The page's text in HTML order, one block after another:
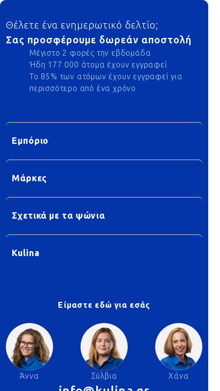
Footer
Θέλετε ένα ενημερωτικό δελτίο;
Σας προσφέρουμε δωρεάν αποστολή
Μέγιστο 2 φορές την εβδομάδα
Ήδη 177 000 άτομα έχουν εγγραφεί
Το 85% των ατόμων έχουν εγγραφεί για
περισσότερο από ένα χρόνο
Εμπόριο
Μάρκες
Σχετικά με τα ψώνια
Kulina
Είμαστε εδώ για εσάς
Άννα Σύλβια Χάνα